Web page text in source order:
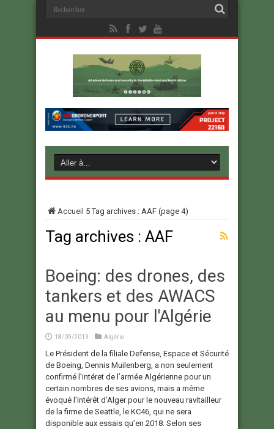
Accueil 5Tag archives : AAF (page 4)
Tag archives : AAF
Boeing: des drones, des
tankers et des AWACS
au menu pour l'Algérie
18/09/2013 Algérie
Le Président de la filiale Defense, Espace et Sécurité
de Boeing, Dennis Muilenberg, a non seulement
confirmé l’intéret de l’armée Algérienne pour un
certain nombres de ses avions, mais a même
évoqué l’intérêt d’Alger pour le nouveau ravitailleur
de la firme de Seattle, le KC46, qui ne sera
disponible aux essais qu’en 2018. Selon ses